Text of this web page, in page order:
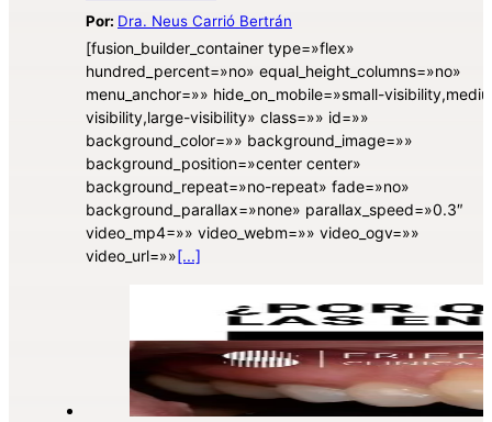
Por: Dra. Neus Carrió Bertrán
[fusion_builder_container type=»flex»
hundred_percent=»no» equal_height_columns=»no»
menu_anchor=»» hide_on_mobile=»small-
visibility,large-visibility» class=»» id=»»
background_color=»» background_image=»»
background_position=»center center»
background_repeat=»no-repeat» fade=»no»
background_parallax=»none» parallax_speed=»0.3″
video_mp4=»» video_webm=»» video_ogv=»»
video_url=»»[...]